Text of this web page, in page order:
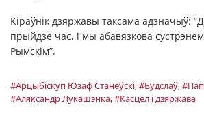
Кіраўнік дзяржавы таксама адзначыў:
прыйдзе час, і мы абавязкова
Рымскім”.
#Арцыбiскуп Юзаф Станеўскі,#Будслаў,
#Аляксандр Лукашэнка,#Касцёл і дзяржава